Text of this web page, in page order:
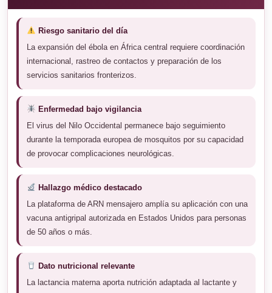
Riesgo sanitario del día
La expansión del ébola en África central requiere coordinación
internacional, rastreo de contactos y preparación de los
servicios sanitarios fronterizos.
Enfermedad bajo vigilancia
El virus del Nilo Occidental permanece bajo seguimiento
durante la temporada europea de mosquitos por su capacidad
de provocar complicaciones neurológicas.
Hallazgo médico destacado
La plataforma de ARN mensajero amplía su aplicación con una
vacuna antigripal autorizada en Estados Unidos para personas
de 50 años o más.
Dato nutricional relevante
La lactancia materna aporta nutrición adaptada al lactante y